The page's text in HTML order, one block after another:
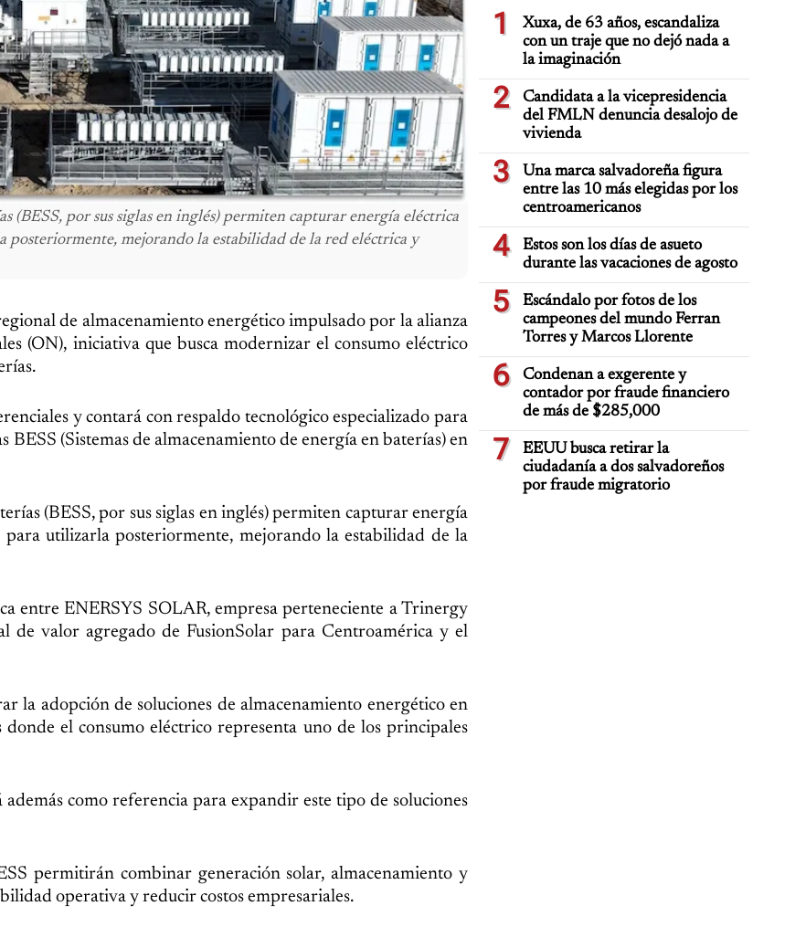
(BESS, por sus siglas en inglés) permiten capturar energía eléctrica
mejorando la estabilidad de la red eléctrica y
de almacenamiento energético impulsado por la alianza
(ON), iniciativa que busca modernizar el consumo eléctrico
y contará con respaldo tecnológico especializado para
(Sistemas de almacenamiento de energía en baterías) en
(BESS, por sus siglas en inglés) permiten capturar energía
utilizarla posteriormente, mejorando la estabilidad de la
entre ENERSYS SOLAR, empresa perteneciente a Trinergy
de valor agregado de FusionSolar para Centroamérica y el
la adopción de soluciones de almacenamiento energético en
donde el consumo eléctrico representa uno de los principales
como referencia para expandir este tipo de soluciones
permitirán combinar generación solar, almacenamiento y
operativa y reducir costos empresariales.
1
Xuxa, de 63 años, escandaliza
con un traje que no dejó nada a
la imaginación
2
Candidata a la vicepresidencia
del FMLN denuncia desalojo de
vivienda
3
Una marca salvadoreña figura
entre las 10 más elegidas por los
centroamericanos
4
Estos son los días de asueto
durante las vacaciones de agosto
5
Escándalo por fotos de los
campeones del mundo Ferran
Torres y Marcos Llorente
6
Condenan a exgerente y
contador por fraude financiero
de más de $285,000
7
EEUU busca retirar la
ciudadanía a dos salvadoreños
por fraude migratorio